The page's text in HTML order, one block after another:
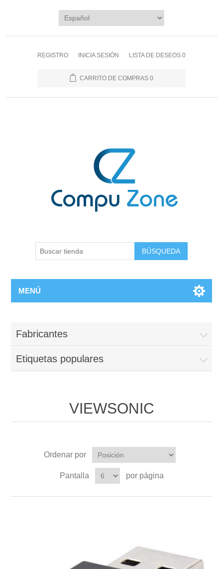
REGISTRO INICIA SESIÓN LISTA DE DESEOS 0
CARRITO DE COMPRAS 0
BÚSQUEDA
MENÚ
Fabricantes
Etiquetas populares
VIEWSONIC
Ordenar por
Pantalla por página